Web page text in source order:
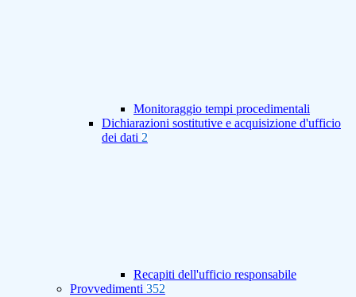
Monitoraggio tempi procedimentali
Dichiarazioni sostitutive e acquisizione d'ufficio
dei dati 2
Recapiti dell'ufficio responsabile
Provvedimenti 352